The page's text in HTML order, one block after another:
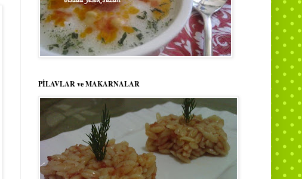
PİLAVLAR ve MAKARNALAR